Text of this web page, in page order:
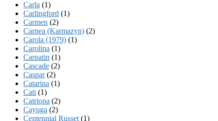
Carla (1)
Carlingford (1)
Carmen (2)
Carnea (Karmazyn) (2)
Carola (1979) (1)
Carolina (1)
Carpatin (1)
Cascade (2)
Caspar(2)
Catarina (1)
Cati (1)
Catriona (2)
Cayuga (2)
Centennial Russet (1)